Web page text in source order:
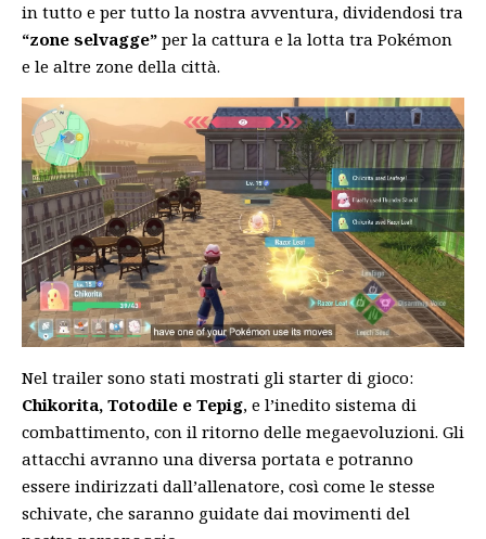
in tutto e per tutto la nostra avventura, dividendosi tra
“zone selvagge” per la cattura e la lotta tra Pokémon
e le altre zone della città.
Nel trailer sono stati mostrati gli starter di gioco:
Chikorita, Totodile e Tepig, e l’inedito sistema di
combattimento, con il ritorno delle megaevoluzioni. Gli
attacchi avranno una diversa portata e potranno
essere indirizzati dall’allenatore, così come le stesse
schivate, che saranno guidate dai movimenti del